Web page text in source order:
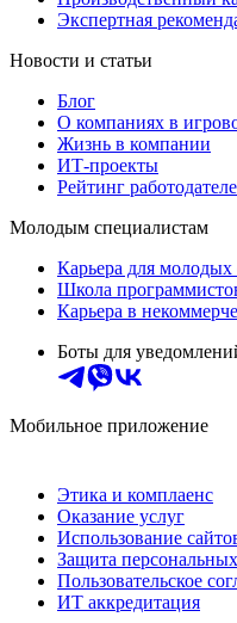
Экспертная
Новости и статьи
Блог
О компаниях в
Жизнь в компании
ИТ-проекты
Рейтинг
Молодым специалистам
Карьера для молодых
Школа
Карьера в
Боты для
Мобильное приложение
Этика и комплаенс
Оказание услуг
Использование
Защита
Пользовательское
ИТ аккредитация